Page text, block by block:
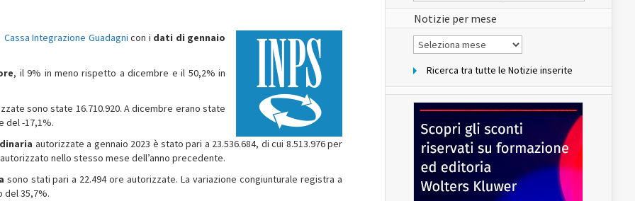
Cassa Integrazione Guadagni con i dati di gennaio
, il 9% in meno rispetto a dicembre e il 50,2% in
sono state 16.710.920. A dicembre erano state
del -17,1%.
autorizzate a gennaio 2023 è stato pari a 23.536.684, di cui 8.513.976 per
nello stesso mese dell’anno precedente.
sono stati pari a 22.494 ore autorizzate. La variazione congiunturale registra a
del 35,7%.
del
sito
Notizie per mese
Notizie
per
Ricerca tra tutte le Notizie inserite